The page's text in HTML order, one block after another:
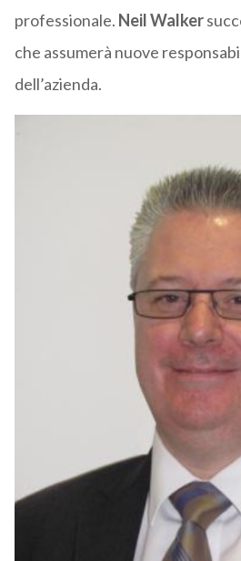
professionale. Neil Walker
che assumerà nuove
dell’azienda.